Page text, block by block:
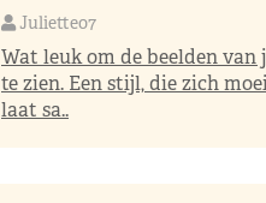
Juliette07
Wat leuk om de beelden van
te zien. Een stijl, die zich
laat sa..